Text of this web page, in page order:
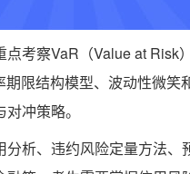
点考察VaR（Value at Risk
限结构模型、波动性微
冲策略‌。
分析、违约风险定量方法